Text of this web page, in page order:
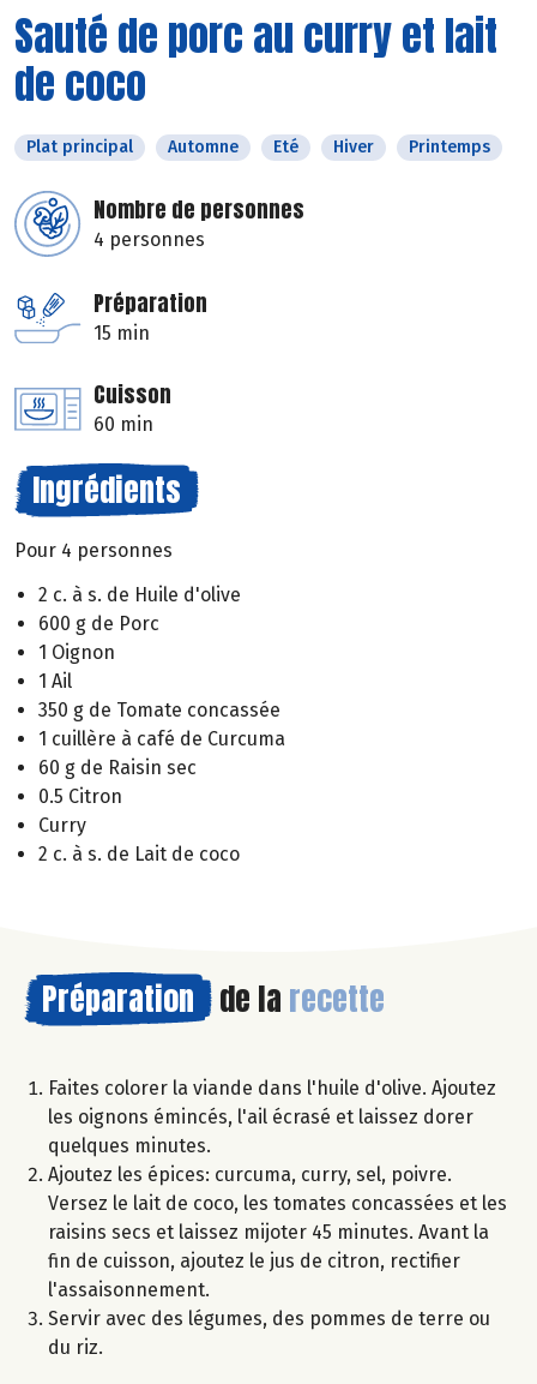
Sauté de porc au curry et lait
de coco
Plat principal Automne Eté Hiver Printemps
Nombre de personnes
4 personnes
Préparation
15 min
Cuisson
60 min
Ingrédients
Pour 4 personnes
2 c. à s. de Huile d'olive
600 g de Porc
1 Oignon
1 Ail
350 g de Tomate concassée
1 cuillère à café de Curcuma
60 g de Raisin sec
0.5 Citron
Curry
2 c. à s. de Lait de coco
Préparation de la recette
Faites colorer la viande dans l'huile d'olive. Ajoutez
les oignons émincés, l'ail écrasé et laissez dorer
quelques minutes.
Ajoutez les épices: curcuma, curry, sel, poivre.
Versez le lait de coco, les tomates concassées et les
raisins secs et laissez mijoter 45 minutes. Avant la
fin de cuisson, ajoutez le jus de citron, rectifier
l'assaisonnement.
Servir avec des légumes, des pommes de terre ou
du riz.